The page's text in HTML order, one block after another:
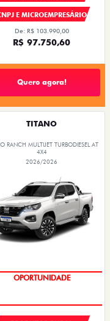
E MICROEMPRESÁRIO
De: R$ 103.990,00
R$ 97.750,60
Quero agora!
TITANO
RANCH MULTIJET TURBODIESEL AT
4X4
2026/2026